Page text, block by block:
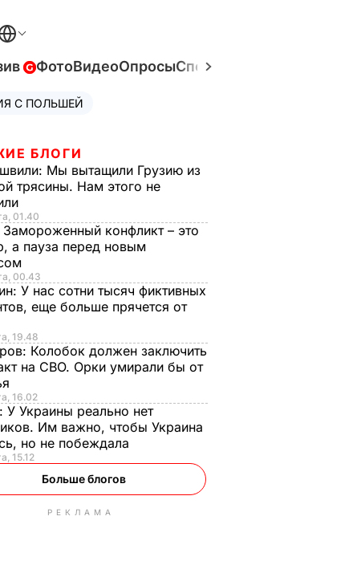
ФотоВидеоОпросыСпецпроекты
С ПОЛЬШЕЙ
БЛОГИ
Мы вытащили Грузию из
трясины. Нам этого не
01.40
Замороженный конфликт – это
а пауза перед новым
00.43
У нас сотни тысяч фиктивных
еще больше прячется от
19.48
Колобок должен заключить
на СВО. Орки умирали бы от
16.02
У Украины реально нет
Им важно, чтобы Украина
но не побеждала
15.12
Больше блогов
РЕКЛАМА